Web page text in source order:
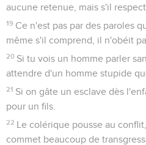
aucune retenue, mais s'il
19 Ce n'est pas par des paroles
même s'il comprend, il n'obéit
20 Si tu vois un homme parler
attendre d'un homme stupide
21 Si on gâte un esclave dès
pour un fils.
22 Le colérique pousse au
commet beaucoup de